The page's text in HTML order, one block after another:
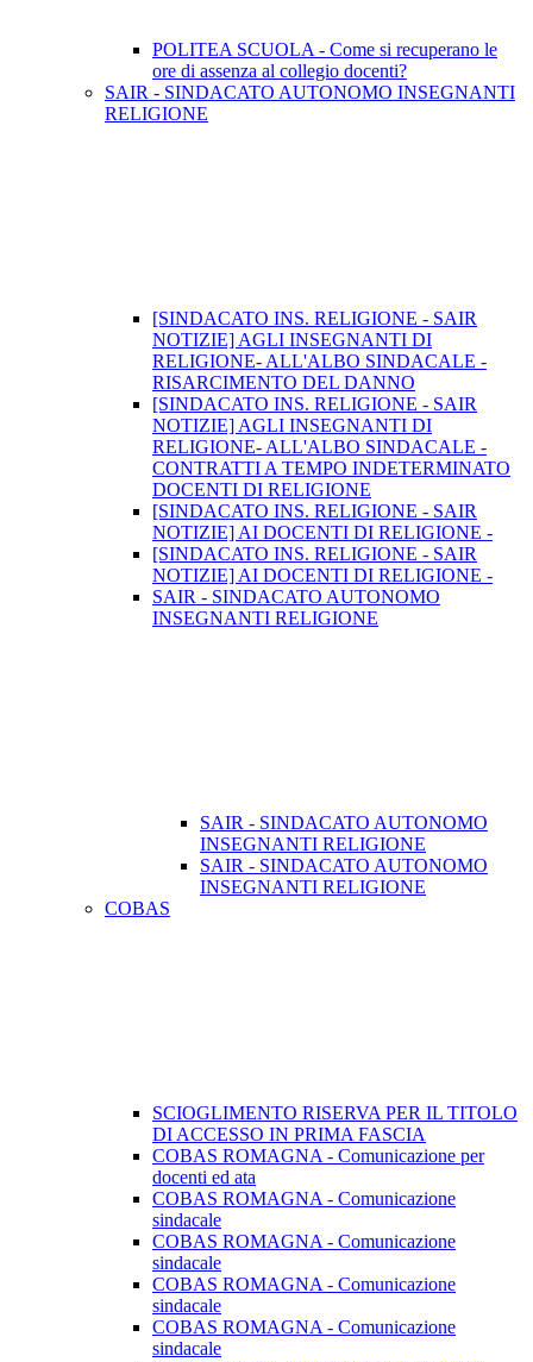
POLITEA SCUOLA - Come si recuperano le
ore di assenza al collegio docenti?
SAIR - SINDACATO AUTONOMO INSEGNANTI
RELIGIONE
[SINDACATO INS. RELIGIONE - SAIR
NOTIZIE] AGLI INSEGNANTI DI
RELIGIONE- ALL'ALBO SINDACALE -
RISARCIMENTO DEL DANNO
[SINDACATO INS. RELIGIONE - SAIR
NOTIZIE] AGLI INSEGNANTI DI
RELIGIONE- ALL'ALBO SINDACALE -
CONTRATTI A TEMPO INDETERMINATO
DOCENTI DI RELIGIONE
[SINDACATO INS. RELIGIONE - SAIR
NOTIZIE] AI DOCENTI DI RELIGIONE -
[SINDACATO INS. RELIGIONE - SAIR
NOTIZIE] AI DOCENTI DI RELIGIONE -
SAIR - SINDACATO AUTONOMO
INSEGNANTI RELIGIONE
SAIR - SINDACATO AUTONOMO
INSEGNANTI RELIGIONE
SAIR - SINDACATO AUTONOMO
INSEGNANTI RELIGIONE
COBAS
SCIOGLIMENTO RISERVA PER IL TITOLO
DI ACCESSO IN PRIMA FASCIA
COBAS ROMAGNA - Comunicazione per
docenti ed ata
COBAS ROMAGNA - Comunicazione
sindacale
COBAS ROMAGNA - Comunicazione
sindacale
COBAS ROMAGNA - Comunicazione
sindacale
COBAS ROMAGNA - Comunicazione
sindacale